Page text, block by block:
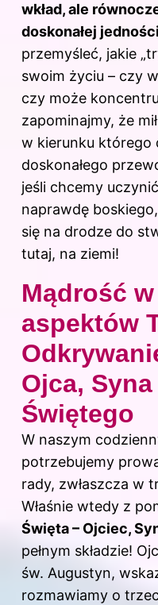
wkład, ale
doskonałej jedności
przemyśleć, jakie
swoim życiu – czy
czy może
zapominajmy, że
w kierunku którego
doskonałego
jeśli chcemy
naprawdę
się na drodze do
tutaj, na ziemi!
Mądrość
aspektów
Ojca,
Świętego
W naszym
potrzebujemy
rady, zwłaszcza w
Właśnie wtedy z
Święta – Ojciec,
pełnym składzie!
św. Augustyn,
rozmawiamy o